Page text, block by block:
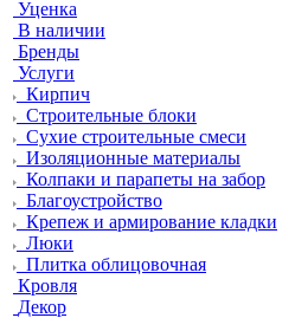
Уценка
В наличии
Бренды
Услуги
Кирпич
Строительные блоки
Сухие строительные смеси
Изоляционные материалы
Колпаки и парапеты на забор
Благоустройство
Крепеж и армирование кладки
Люки
Плитка облицовочная
Кровля
Декор